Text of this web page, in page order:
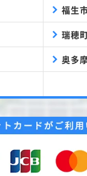
福生
瑞穂
奥多